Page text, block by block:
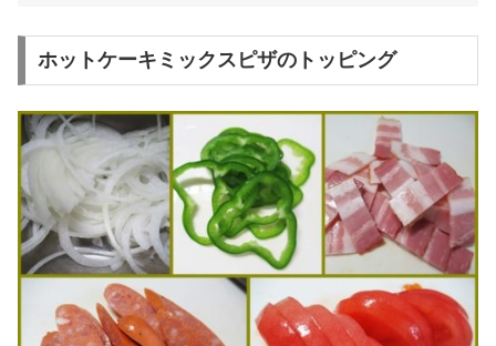
ホットケーキミックスピザのトッピング